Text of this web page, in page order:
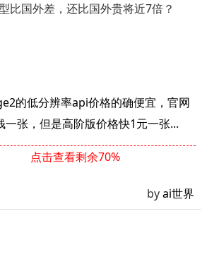
比国外差，还比国外贵将近7倍？
的低分辨率api价格的确便宜，官网
一张，但是高阶版价格快1元一张...
点击查看剩余70%
byai世界